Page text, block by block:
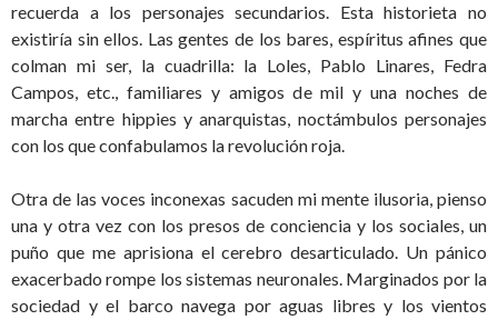
recuerda a los personajes secundarios. Esta historieta no
existiría sin ellos. Las gentes de los bares, espíritus afines que
colman mi ser, la cuadrilla: la Loles, Pablo Linares, Fedra
Campos, etc., familiares y amigos de mil y una noches de
marcha entre hippies y anarquistas, noctámbulos personajes
con los que confabulamos la revolución roja.
Otra de las voces inconexas sacuden mi mente ilusoria, pienso
una y otra vez con los presos de conciencia y los sociales, un
puño que me aprisiona el cerebro desarticulado. Un pánico
exacerbado rompe los sistemas neuronales. Marginados por la
sociedad y el barco navega por aguas libres y los vientos